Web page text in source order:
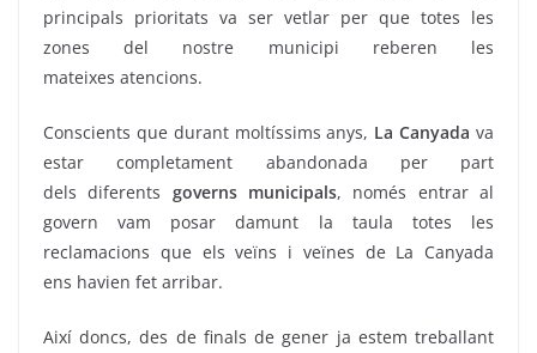
principals prioritats va ser vetlar per que totes les
zones del nostre municipi reberen les
mateixes atencions.
Conscients que durant moltíssims anys, La Canyada va
estar completament abandonada per part
dels diferents governs municipals, només entrar al
govern vam posar damunt la taula totes les
reclamacions que els veïns i veïnes de La Canyada
ens havien fet arribar.
Així doncs, des de finals de gener ja estem treballant